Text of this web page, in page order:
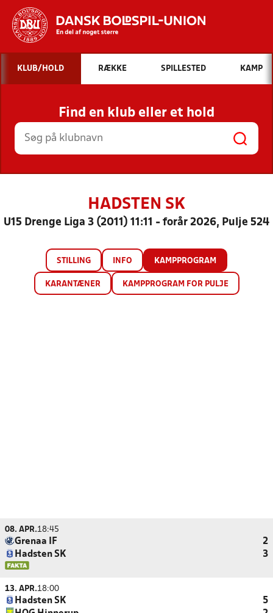
Hvad vil du søge efter?
INDHOLD OG NYHEDER
STILLINGER, RESULTATER, KLUBBER OG
HOLD
KLUB/HOLD RÆKKE SPILLESTED KAMP
Find en klub eller et hold
HADSTEN SK
U15 Drenge Liga 3 (2011) 11:11 - forår 2026, Pulje 524
STILLING INFO KAMPPROGRAM
KARANTÆNER KAMPPROGRAM FOR PULJE
08. APR.18:45
Grenaa IF
2
Hadsten SK
3
13. APR.18:00
Hadsten SK
5